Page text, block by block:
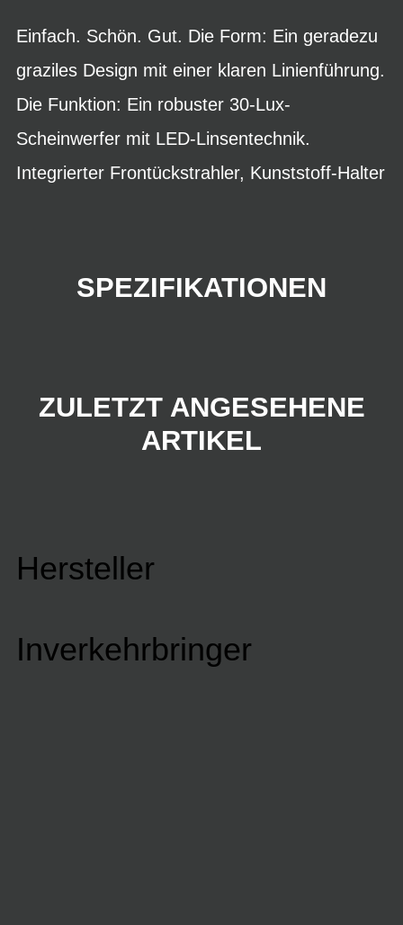
Einfach. Schön. Gut. Die Form: Ein geradezu
graziles Design mit einer klaren Linienführung.
Die Funktion: Ein robuster 30-Lux-
Scheinwerfer mit LED-Linsentechnik.
Integrierter Frontückstrahler, Kunststoff-Halter
SPEZIFIKATIONEN
ZULETZT ANGESEHENE
ARTIKEL
Hersteller
Inverkehrbringer